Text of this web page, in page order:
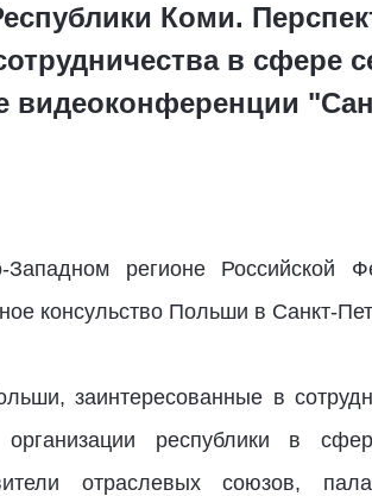
Коми.
в сфере
регионе Российской
консульство Польши в Санкт-
заинтересованные в
республики в
отраслевых союзов,